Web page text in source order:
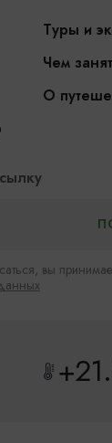
Туры и
Чем
О
вы